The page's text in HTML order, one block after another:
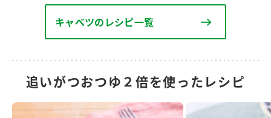
キャベツのレシピ一覧
追いがつおつゆ２倍を使ったレシピ